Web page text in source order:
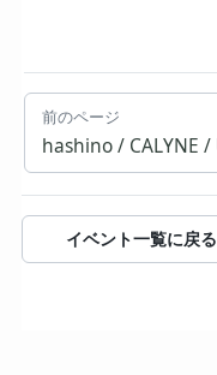
前のページ
イベント一覧に戻る